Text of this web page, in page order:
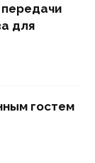
для
гостем